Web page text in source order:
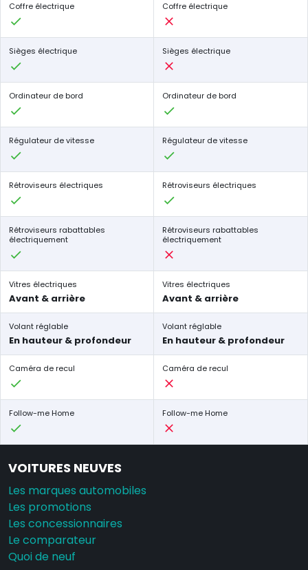
Coffre électrique Coffre électrique
Sièges électrique Sièges électrique
Ordinateur de bord Ordinateur de bord
Régulateur de vitesse Régulateur de vitesse
Rétroviseurs électriques Rétroviseurs électriques
Rétroviseurs rabattables
électriquement
Rétroviseurs rabattables
électriquement
Vitres électriques
Avant & arrière
Vitres électriques
Avant & arrière
Volant réglable
En hauteur & profondeur
Volant réglable
En hauteur & profondeur
Caméra de recul Caméra de recul
Follow-me Home Follow-me Home
VOITURES NEUVES
Les marques automobiles
Les promotions
Les concessionnaires
Le comparateur
Quoi de neuf